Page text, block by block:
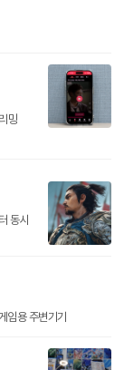
밍
동시
임용 주변기기